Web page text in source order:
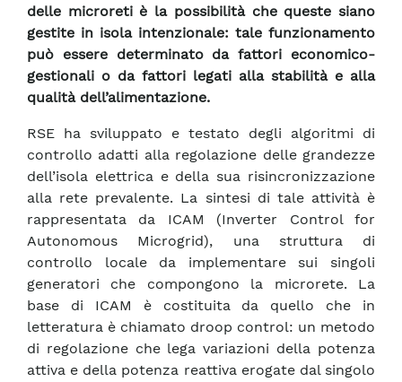
delle microreti è la possibilità che queste siano
gestite in isola intenzionale: tale funzionamento
può essere determinato da fattori economico-
gestionali o da fattori legati alla stabilità e alla
qualità dell’alimentazione.
RSE ha sviluppato e testato degli algoritmi di
controllo adatti alla regolazione delle grandezze
dell’isola elettrica e della sua risincronizzazione
alla rete prevalente. La sintesi di tale attività è
rappresentata da ICAM (Inverter Control for
Autonomous Microgrid), una struttura di
controllo locale da implementare sui singoli
generatori che compongono la microrete. La
base di ICAM è costituita da quello che in
letteratura è chiamato droop control: un metodo
di regolazione che lega variazioni della potenza
attiva e della potenza reattiva erogate dal singolo